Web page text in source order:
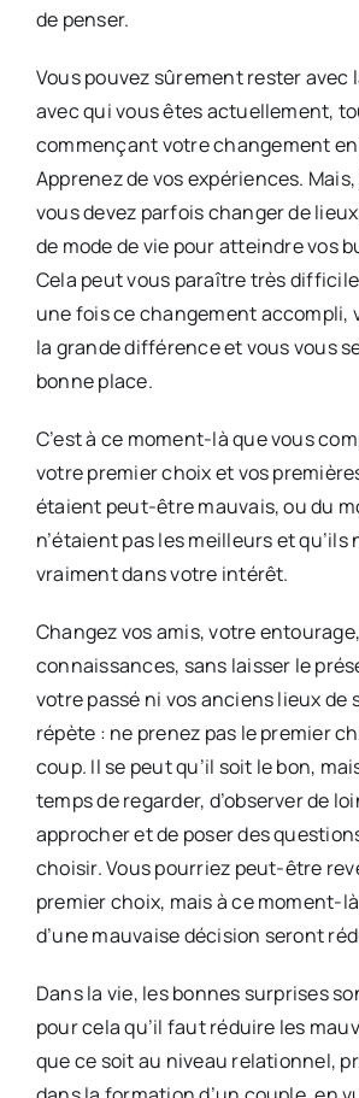
de penser.
Vous pouvez sûrement rester avec
avec qui vous êtes actuellement,
commençant votre changement
Apprenez de vos expériences.
vous devez parfois changer de
de mode de vie pour atteindre vos
Cela peut vous paraître très
une fois ce changement accompli,
la grande différence et vous vous
bonne place.
C’est à ce moment-là que vous
votre premier choix et vos
étaient peut-être mauvais, ou du
n’étaient pas les meilleurs et qu’ils
vraiment dans votre intérêt.
Changez vos amis, votre
connaissances, sans laisser le
votre passé ni vos anciens lieux de
répète : ne prenez pas le premier
coup. Il se peut qu’il soit le bon,
temps de regarder, d’observer de
approcher et de poser des
choisir. Vous pourriez peut-être
premier choix, mais à ce moment-
d’une mauvaise décision seront
Dans la vie, les bonnes surprises
pour cela qu’il faut réduire les
que ce soit au niveau relationnel,